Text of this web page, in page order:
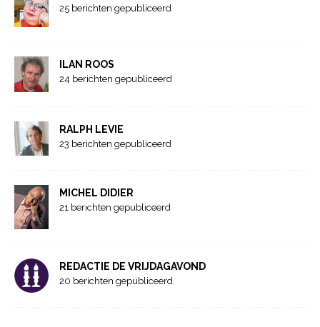
25 berichten gepubliceerd
ILAN ROOS
24 berichten gepubliceerd
RALPH LEVIE
23 berichten gepubliceerd
MICHEL DIDIER
21 berichten gepubliceerd
REDACTIE DE VRIJDAGAVOND
20 berichten gepubliceerd